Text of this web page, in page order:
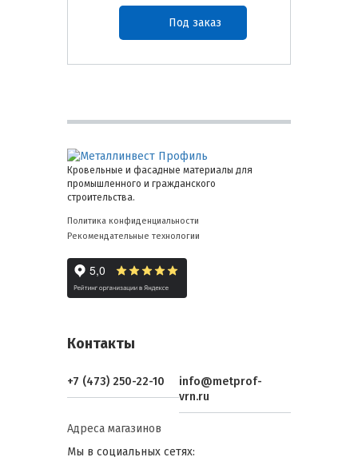
Под заказ
Кровельные и фасадные материалы для
промышленного и гражданского
строительства.
Политика конфиденциальности
Рекомендательные технологии
Контакты
+7 (473) 250-22-10
info@metprof-
vrn.ru
Адреса магазинов
Мы в социальных сетях: